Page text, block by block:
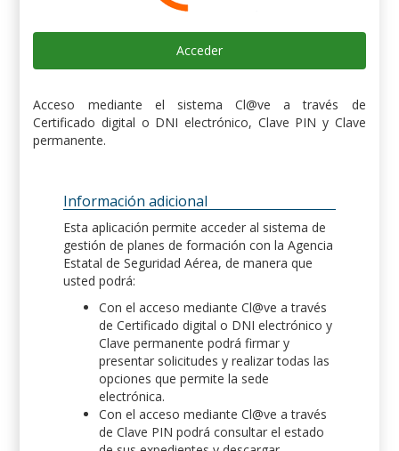
Acceder
Acceso mediante el sistema Cl@ve a través de
Certificado digital o DNI electrónico, Clave PIN y Clave
permanente.
Información adicional
Esta aplicación permite acceder al sistema de
gestión de planes de formación con la Agencia
Estatal de Seguridad Aérea, de manera que
usted podrá:
Con el acceso mediante Cl@ve a través
de Certificado digital o DNI electrónico y
Clave permanente podrá firmar y
presentar solicitudes y realizar todas las
opciones que permite la sede
electrónica.
Con el acceso mediante Cl@ve a través
de Clave PIN podrá consultar el estado